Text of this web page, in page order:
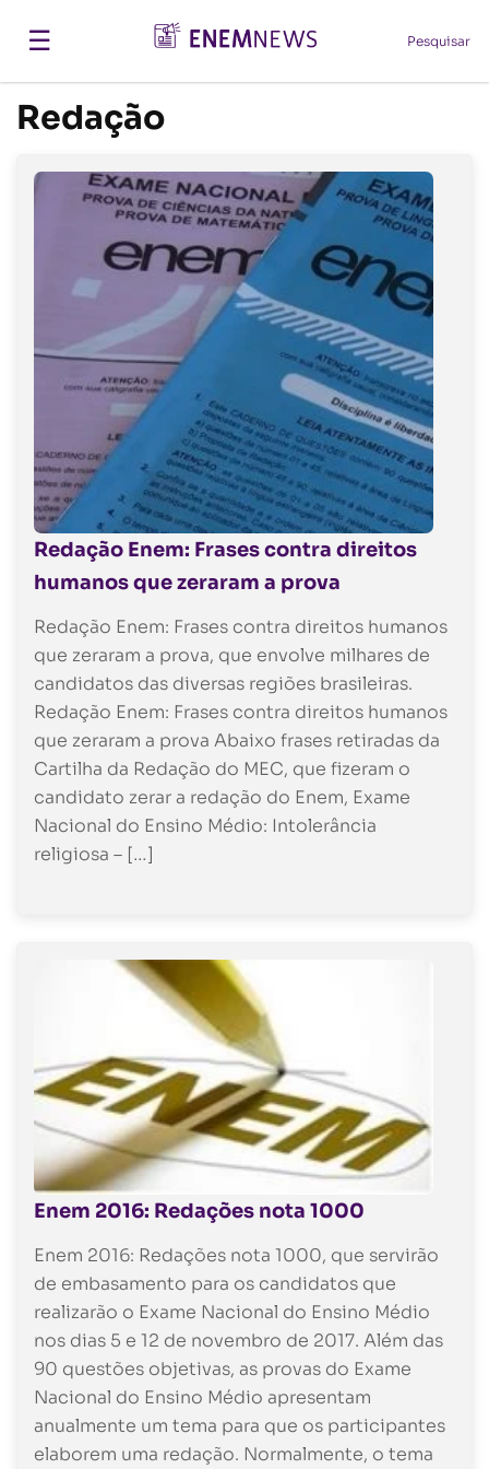
☰ Pesquisar
Redação
Redação Enem: Frases contra direitos
humanos que zeraram a prova
Redação Enem: Frases contra direitos humanos
que zeraram a prova, que envolve milhares de
candidatos das diversas regiões brasileiras.
Redação Enem: Frases contra direitos humanos
que zeraram a prova Abaixo frases retiradas da
Cartilha da Redação do MEC, que fizeram o
candidato zerar a redação do Enem, Exame
Nacional do Ensino Médio: Intolerância
religiosa – […]
Enem 2016: Redações nota 1000
Enem 2016: Redações nota 1000, que servirão
de embasamento para os candidatos que
realizarão o Exame Nacional do Ensino Médio
nos dias 5 e 12 de novembro de 2017. Além das
90 questões objetivas, as provas do Exame
Nacional do Ensino Médio apresentam
anualmente um tema para que os participantes
elaborem uma redação. Normalmente, o tema